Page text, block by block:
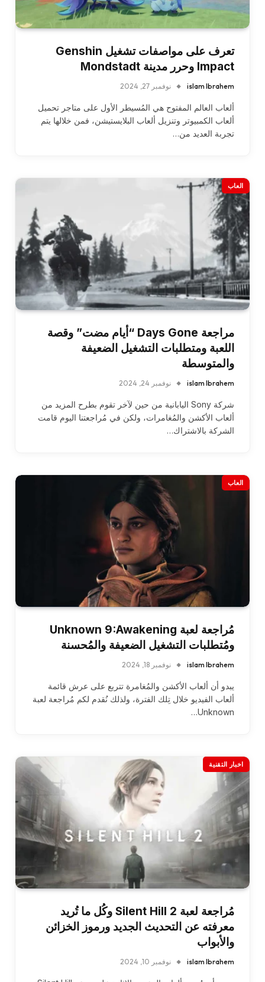
تعرف على مواصفات تشغيل Genshin
Impact وحرر مدينة Mondstadt
islam Ibrahem نوفمبر 27, 2024
ألعاب العالم المفتوح هي المُسيطر الأول على متاجر تحميل
ألعاب الكمبيوتر وتنزيل ألعاب البلايستيشن، فمن خلالها يتم
تجربة العديد من…
العاب
مراجعة Days Gone “أيام مضت” وقصة
اللعبة ومتطلبات التشغيل الضعيفة
والمتوسطة
islam Ibrahem نوفمبر 24, 2024
شركة Sony اليابانية من حين لآخر تقوم بطرح المزيد من
ألعاب الأكشن والمُغامرات، ولكن في مُراجعتنا اليوم قامت
الشركة بالاشتراك…
العاب
مُراجعة لعبة Unknown 9:Awakening
ومُتطلبات التشغيل الضعيفة والمُحسنة
islam Ibrahem نوفمبر 18, 2024
يبدو أن ألعاب الأكشن والمُغامرة تتربع على عرش قائمة
ألعاب الفيديو خلال تِلك الفترة، ولذلك نُقدم لكم مُراجعة لعبة
Unknown…
اخبار التقنية
مُراجعة لعبة Silent Hill 2 وكُل ما تُريد
معرفته عن التحديث الجديد ورموز الخزائن
والأبواب
islam Ibrahem نوفمبر 10, 2024